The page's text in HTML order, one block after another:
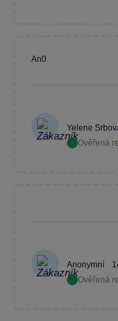
Yelene
Ověřená
An0
Anonymní
Ověřená